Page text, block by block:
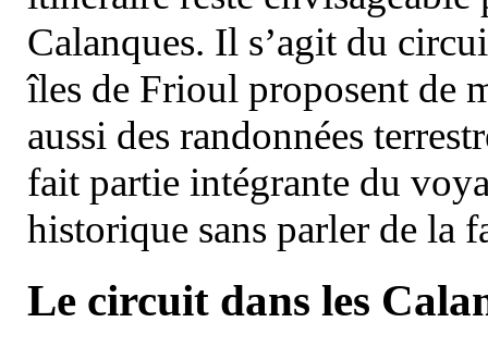
Calanques. Il s’agit du
îles de Frioul proposent de
aussi des randonnées
fait partie intégrante du
historique sans parler de la
Le circuit dans les